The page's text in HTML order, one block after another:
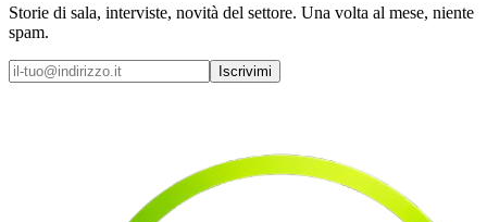
Storie di sala, interviste, novità del settore. Una volta al mese, niente
spam.
Iscrivimi